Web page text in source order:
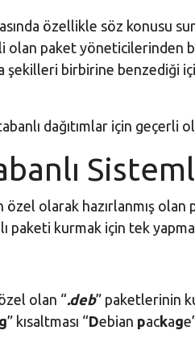
özellikle söz konusu
olan paket yöneticilerinden
şekilleri birbirine benzediği
dağıtımlar için geçerli
özel olarak hazırlanmış olan
paketi kurmak için tek
olan “.deb” paketlerinin
” kısaltması “Debian packag